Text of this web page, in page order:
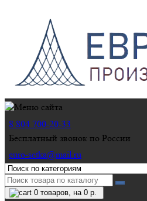
8 804 700-20-33
Бесплатный звонок по России
euro-setka@mail.ru
0 товаров, на 0 р.